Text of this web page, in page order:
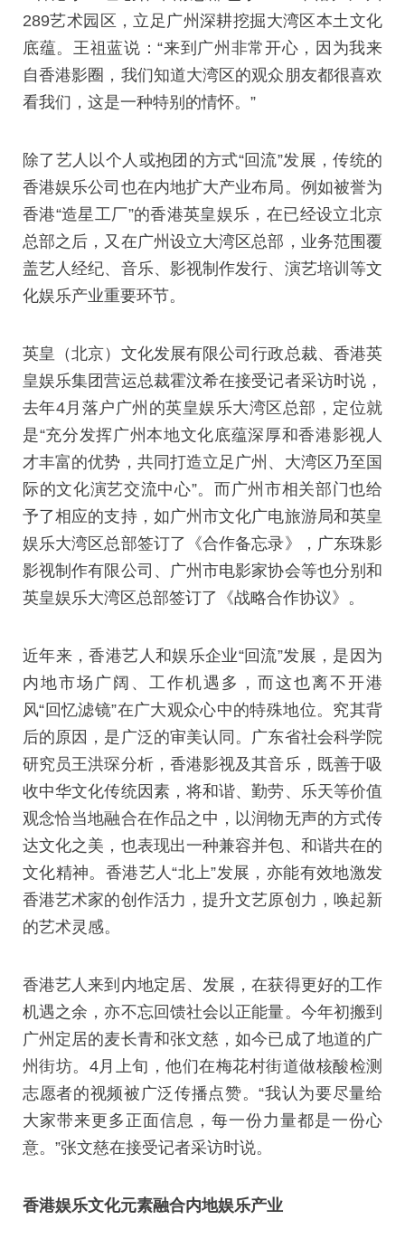
289艺术园区，立足广州深耕挖掘大湾区本土文化
底蕴。王祖蓝说：“来到广州非常开心，因为我来
自香港影圈，我们知道大湾区的观众朋友都很喜欢
看我们，这是一种特别的情怀。”
除了艺人以个人或抱团的方式“回流”发展，传统的
香港娱乐公司也在内地扩大产业布局。例如被誉为
香港“造星工厂”的香港英皇娱乐，在已经设立北京
总部之后，又在广州设立大湾区总部，业务范围覆
盖艺人经纪、音乐、影视制作发行、演艺培训等文
化娱乐产业重要环节。
英皇（北京）文化发展有限公司行政总裁、香港英
皇娱乐集团营运总裁霍汶希在接受记者采访时说，
去年4月落户广州的英皇娱乐大湾区总部，定位就
是“充分发挥广州本地文化底蕴深厚和香港影视人
才丰富的优势，共同打造立足广州、大湾区乃至国
际的文化演艺交流中心”。而广州市相关部门也给
予了相应的支持，如广州市文化广电旅游局和英皇
娱乐大湾区总部签订了《合作备忘录》，广东珠影
影视制作有限公司、广州市电影家协会等也分别和
英皇娱乐大湾区总部签订了《战略合作协议》。
近年来，香港艺人和娱乐企业“回流”发展，是因为
内地市场广阔、工作机遇多，而这也离不开港
风“回忆滤镜”在广大观众心中的特殊地位。究其背
后的原因，是广泛的审美认同。广东省社会科学院
研究员王洪琛分析，香港影视及其音乐，既善于吸
收中华文化传统因素，将和谐、勤劳、乐天等价值
观念恰当地融合在作品之中，以润物无声的方式传
达文化之美，也表现出一种兼容并包、和谐共在的
文化精神。香港艺人“北上”发展，亦能有效地激发
香港艺术家的创作活力，提升文艺原创力，唤起新
的艺术灵感。
香港艺人来到内地定居、发展，在获得更好的工作
机遇之余，亦不忘回馈社会以正能量。今年初搬到
广州定居的麦长青和张文慈，如今已成了地道的广
州街坊。4月上旬，他们在梅花村街道做核酸检测
志愿者的视频被广泛传播点赞。“我认为要尽量给
大家带来更多正面信息，每一份力量都是一份心
意。”张文慈在接受记者采访时说。
香港娱乐文化元素融合内地娱乐产业